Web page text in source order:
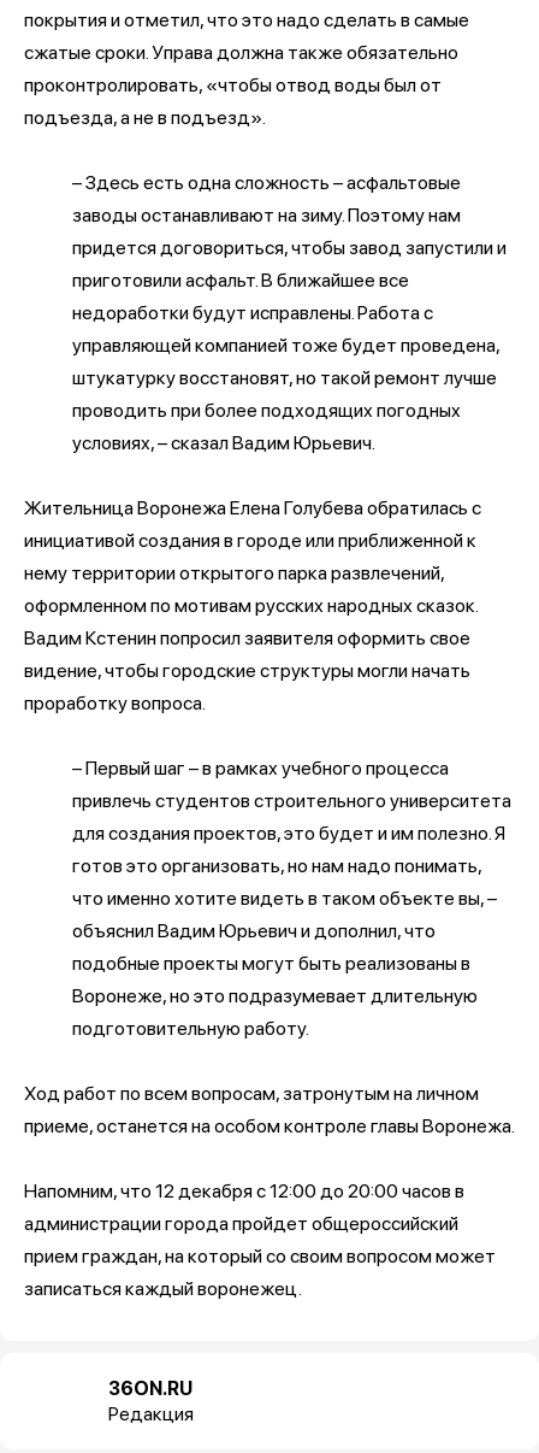
покрытия и отметил, что это надо сделать в самые
сжатые сроки. Управа должна также обязательно
проконтролировать, «чтобы отвод воды был от
подъезда, а не в подъезд».
– Здесь есть одна сложность – асфальтовые
заводы останавливают на зиму. Поэтому нам
придется договориться, чтобы завод запустили и
приготовили асфальт. В ближайшее все
недоработки будут исправлены. Работа с
управляющей компанией тоже будет проведена,
штукатурку восстановят, но такой ремонт лучше
проводить при более подходящих погодных
условиях, – сказал Вадим Юрьевич.
Жительница Воронежа Елена Голубева обратилась с
инициативой создания в городе или приближенной к
нему территории открытого парка развлечений,
оформленном по мотивам русских народных сказок.
Вадим Кстенин попросил заявителя оформить свое
видение, чтобы городские структуры могли начать
проработку вопроса.
– Первый шаг – в рамках учебного процесса
привлечь студентов строительного университета
для создания проектов, это будет и им полезно. Я
готов это организовать, но нам надо понимать,
что именно хотите видеть в таком объекте вы, –
объяснил Вадим Юрьевич и дополнил, что
подобные проекты могут быть реализованы в
Воронеже, но это подразумевает длительную
подготовительную работу.
Ход работ по всем вопросам, затронутым на личном
приеме, останется на особом контроле главы Воронежа.
Напомним, что 12 декабря с 12:00 до 20:00 часов в
администрации города пройдет общероссийский
прием граждан, на который со своим вопросом может
записаться каждый воронежец.
36ON.RU
Редакция